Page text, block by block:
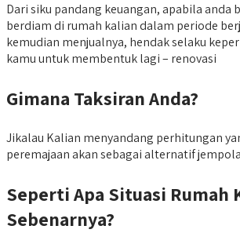
Dari siku pandang keuangan, apabila anda
berdiam di rumah kalian dalam periode
kemudian menjualnya, hendak selaku
kamu untuk membentuk lagi – renovasi
Gimana Taksiran Anda?
Jikalau Kalian menyandang perhitungan
peremajaan akan sebagai alternatif
Seperti Apa Situasi Rumah
Sebenarnya?